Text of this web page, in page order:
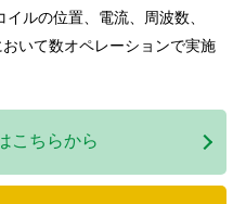
ルの位置、電流、周波数、
いて数オペレーションで実施
こちらから